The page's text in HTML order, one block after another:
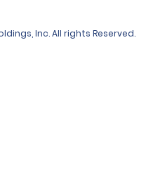
Inc. All rights Reserved.